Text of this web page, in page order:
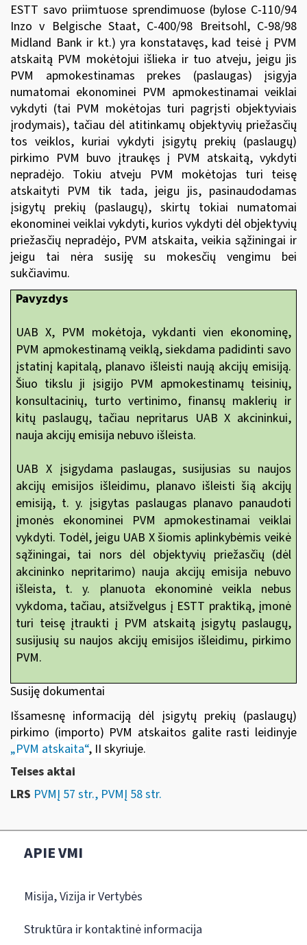
ESTT savo priimtuose sprendimuose (bylose C-110/94
Inzo v Belgische Staat, C-400/98 Breitsohl, C-98/98
Midland Bank ir kt.) yra konstatavęs, kad teisė į PVM
atskaitą PVM mokėtojui išlieka ir tuo atveju, jeigu jis
PVM apmokestinamas prekes (paslaugas) įsigyja
numatomai ekonominei PVM apmokestinamai veiklai
vykdyti (tai PVM mokėtojas turi pagrįsti objektyviais
įrodymais), tačiau dėl atitinkamų objektyvių priežasčių
tos veiklos, kuriai vykdyti įsigytų prekių (paslaugų)
pirkimo PVM buvo įtraukęs į PVM atskaitą, vykdyti
nepradėjo. Tokiu atveju PVM mokėtojas turi teisę
atskaityti PVM tik tada, jeigu jis, pasinaudodamas
įsigytų prekių (paslaugų), skirtų tokiai numatomai
ekonominei veiklai vykdyti, kurios vykdyti dėl objektyvių
priežasčių nepradėjo, PVM atskaita, veikia sąžiningai ir
jeigu tai nėra susiję su mokesčių vengimu bei
sukčiavimu.
Pavyzdys
UAB X, PVM mokėtoja, vykdanti vien ekonominę,
PVM apmokestinamą veiklą, siekdama padidinti savo
įstatinį kapitalą, planavo išleisti naują akcijų emisiją.
Šiuo tikslu ji įsigijo PVM apmokestinamų teisinių,
konsultacinių, turto vertinimo, finansų maklerių ir
kitų paslaugų, tačiau nepritarus UAB X akcininkui,
nauja akcijų emisija nebuvo išleista.
UAB X įsigydama paslaugas, susijusias su naujos
akcijų emisijos išleidimu, planavo išleisti šią akcijų
emisiją, t. y. įsigytas paslaugas planavo panaudoti
įmonės ekonominei PVM apmokestinamai veiklai
vykdyti. Todėl, jeigu UAB X šiomis aplinkybėmis veikė
sąžiningai, tai nors dėl objektyvių priežasčių (dėl
akcininko nepritarimo) nauja akcijų emisija nebuvo
išleista, t. y. planuota ekonominė veikla nebus
vykdoma, tačiau, atsižvelgus į ESTT praktiką, įmonė
turi teisę įtraukti į PVM atskaitą įsigytų paslaugų,
susijusių su naujos akcijų emisijos išleidimu, pirkimo
PVM.
Susiję dokumentai
Išsamesnę informaciją dėl įsigytų prekių (paslaugų)
pirkimo (importo) PVM atskaitos galite rasti leidinyje
„PVM atskaita“, II skyriuje.
Teises aktai
LRS PVMĮ 57 str., PVMĮ 58 str.
APIE VMI
Misija, Vizija ir Vertybės
Struktūra ir kontaktinė informacija